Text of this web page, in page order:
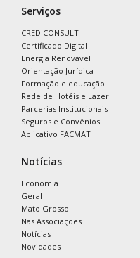
Serviços
CREDICONSULT
Certificado Digital
Energia Renovável
Orientação Jurídica
Formação e educação
Rede de Hotéis e Lazer
Parcerias Institucionais
Seguros e Convênios
Aplicativo FACMAT
Notícias
Economia
Geral
Mato Grosso
Nas Associações
Notícias
Novidades